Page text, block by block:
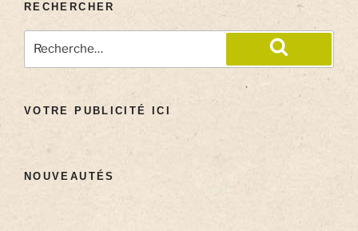
RECHERCHER
VOTRE PUBLICITÉ ICI
NOUVEAUTÉS